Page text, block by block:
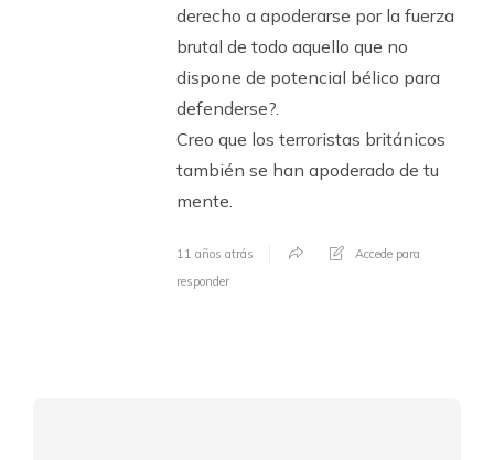
derecho a apoderarse por la fuerza
brutal de todo aquello que no
dispone de potencial bélico para
defenderse?.
Creo que los terroristas británicos
también se han apoderado de tu
mente.
11 años atrás
Accede para
responder